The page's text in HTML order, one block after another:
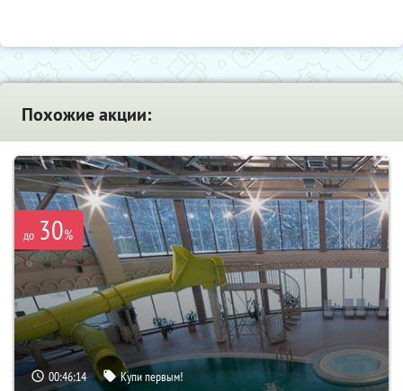
Похожие акции:
до 30%
00:46:13 Купи первым!